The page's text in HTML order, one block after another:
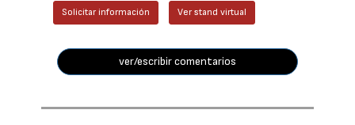
Solicitar información Ver stand virtual
ver/escribir comentarios